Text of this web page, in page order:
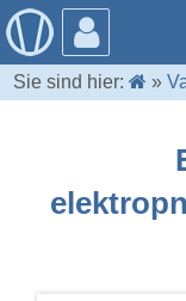
Sie sind hier: »